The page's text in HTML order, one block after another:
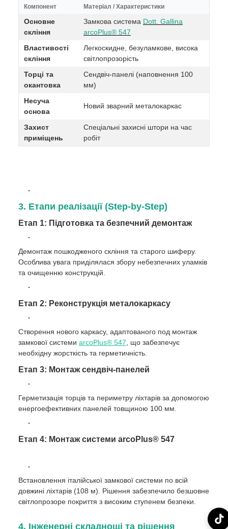
Компонент Матеріал / Характеристики
Основне
скління
Замкова система Dott. Gallina
arcoPlus® 547
Властивості
скління
Легкоскидне, безуламкове, висока
світлопрозорість
Торці та
окантовка
Сендвіч-панелі (наповнення 100
мм)
Несуча
основа
Новий зварний металокаркас
Захист
приміщень
Спеціальні захисні штори на час
робіт
3. Етапи реалізації (Step-by-Step)
Етап 1: Підготовка та безпечний демонтаж
Демонтаж пошкодженого скління та старого шиферу.
Особлива увага приділялася збору небезпечних уламків
та очищенню конструкцій.
Етап 2: Реконструкція металокаркасу
Створення нового каркасу, адаптованого под монтаж
замкової системи arcoPlus® 547 , що забезпечує
необхідну жорсткість та герметичність.
Етап 3: Монтаж сендвіч-панелей
Герметизація торців та периметру ліхтарів за допомогою
енергоефективних панелей товщиною 100 мм.
Етап 4: Монтаж системи arcoPlus® 547
Встановлення італійської замкової системи по всій
довжині ліхтарів (108 м). Рішення забезпечило безшовне
світлопрозоре покриття з високим ступенем безпеки.
4. Інженерні складнощі та рішення